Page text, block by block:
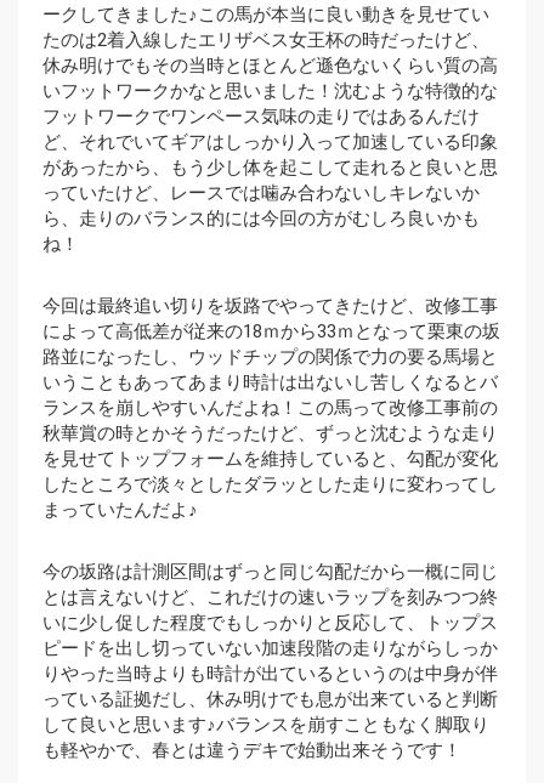
ークしてきました♪この馬が本当に良い動きを見せてい
たのは2着入線したエリザベス女王杯の時だったけど、
休み明けでもその当時とほとんど遜色ないくらい質の高
いフットワークかなと思いました！沈むような特徴的な
フットワークでワンペース気味の走りではあるんだけ
ど、それでいてギアはしっかり入って加速している印象
があったから、もう少し体を起こして走れると良いと思
っていたけど、レースでは噛み合わないしキレないか
ら、走りのバランス的には今回の方がむしろ良いかも
ね！
今回は最終追い切りを坂路でやってきたけど、改修工事
によって高低差が従来の18ｍから33ｍとなって栗東の坂
路並になったし、ウッドチップの関係で力の要る馬場と
いうこともあってあまり時計は出ないし苦しくなるとバ
ランスを崩しやすいんだよね！この馬って改修工事前の
秋華賞の時とかそうだったけど、ずっと沈むような走り
を見せてトップフォームを維持していると、勾配が変化
したところで淡々としたダラッとした走りに変わってし
まっていたんだよ♪
今の坂路は計測区間はずっと同じ勾配だから一概に同じ
とは言えないけど、これだけの速いラップを刻みつつ終
いに少し促した程度でもしっかりと反応して、トップス
ピードを出し切っていない加速段階の走りながらしっか
りやった当時よりも時計が出ているというのは中身が伴
っている証拠だし、休み明けでも息が出来ていると判断
して良いと思います♪バランスを崩すこともなく脚取り
も軽やかで、春とは違うデキで始動出来そうです！